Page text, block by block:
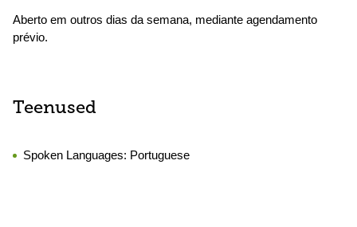
Aberto em outros dias da semana, mediante agendamento
prévio.
Teenused
Spoken Languages: Portuguese